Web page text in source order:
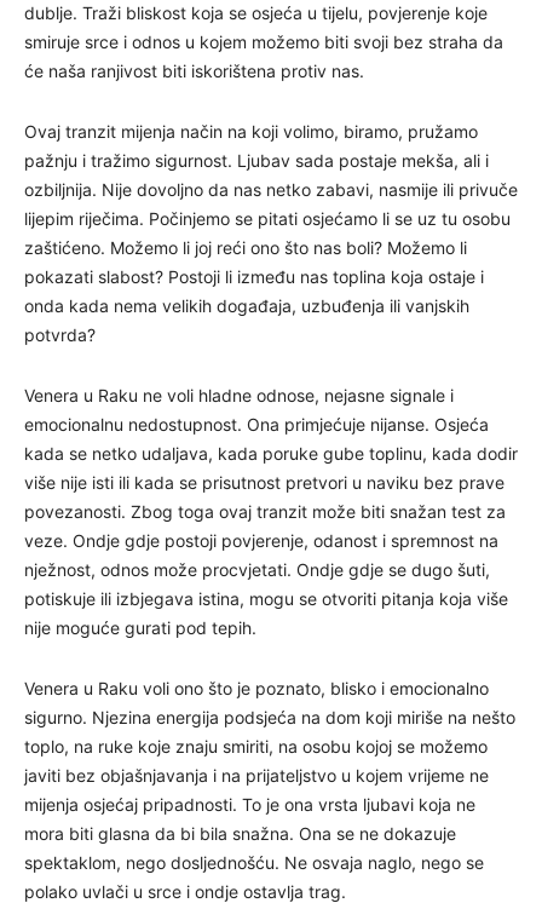
dublje. Traži bliskost koja se osjeća u tijelu, povjerenje koje
smiruje srce i odnos u kojem možemo biti svoji bez straha da
će naša ranjivost biti iskorištena protiv nas.
Ovaj tranzit mijenja način na koji volimo, biramo, pružamo
pažnju i tražimo sigurnost. Ljubav sada postaje mekša, ali i
ozbiljnija. Nije dovoljno da nas netko zabavi, nasmije ili privuče
lijepim riječima. Počinjemo se pitati osjećamo li se uz tu osobu
zaštićeno. Možemo li joj reći ono što nas boli? Možemo li
pokazati slabost? Postoji li između nas toplina koja ostaje i
onda kada nema velikih događaja, uzbuđenja ili vanjskih
potvrda?
Venera u Raku ne voli hladne odnose, nejasne signale i
emocionalnu nedostupnost. Ona primjećuje nijanse. Osjeća
kada se netko udaljava, kada poruke gube toplinu, kada dodir
više nije isti ili kada se prisutnost pretvori u naviku bez prave
povezanosti. Zbog toga ovaj tranzit može biti snažan test za
veze. Ondje gdje postoji povjerenje, odanost i spremnost na
nježnost, odnos može procvjetati. Ondje gdje se dugo šuti,
potiskuje ili izbjegava istina, mogu se otvoriti pitanja koja više
nije moguće gurati pod tepih.
Venera u Raku voli ono što je poznato, blisko i emocionalno
sigurno. Njezina energija podsjeća na dom koji miriše na nešto
toplo, na ruke koje znaju smiriti, na osobu kojoj se možemo
javiti bez objašnjavanja i na prijateljstvo u kojem vrijeme ne
mijenja osjećaj pripadnosti. To je ona vrsta ljubavi koja ne
mora biti glasna da bi bila snažna. Ona se ne dokazuje
spektaklom, nego dosljednošću. Ne osvaja naglo, nego se
polako uvlači u srce i ondje ostavlja trag.